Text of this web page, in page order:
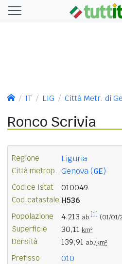
IT LIG Città Metr. di
Ronco Scrivia
Regione Liguria
Città metrop. Genova (GE)
Codice Istat 010049
Cod.catastale H536
Popolazione 4.213 ab. [1] (01/
Superficie 30,11 km²
Densità 139,91 ab./km²
Prefisso 010